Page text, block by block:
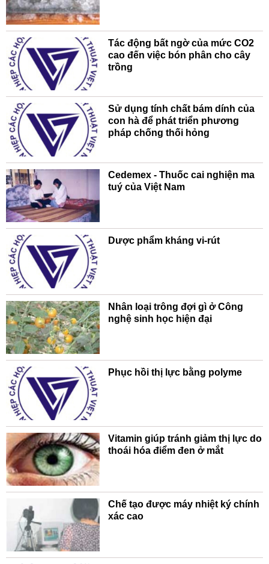
Tác động bất ngờ của mức CO2
cao đến việc bón phân cho cây
trồng
Sử dụng tính chất bám dính của
con hà để phát triển phương
pháp chống thối hỏng
Cedemex - Thuốc cai nghiện ma
tuý của Việt Nam
Dược phẩm kháng vi-rút
Nhân loại trông đợi gì ở Công
nghệ sinh học hiện đại
Phục hồi thị lực bằng polyme
Vitamin giúp tránh giảm thị lực do
thoái hóa điểm đen ở mắt
Chế tạo được máy nhiệt ký chính
xác cao